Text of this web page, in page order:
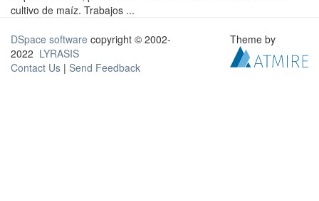
cultivo de maíz. Trabajos ...
DSpace software copyright © 2002-
2022 LYRASIS
Contact Us | Send Feedback
Theme by